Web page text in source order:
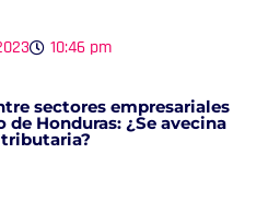
10:46 pm
sectores empresariales
de Honduras: ¿Se avecina